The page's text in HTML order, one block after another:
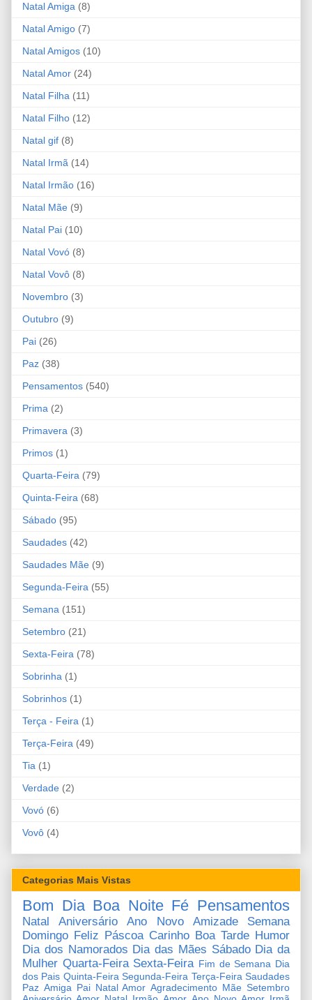
Natal Amiga (8)
Natal Amigo (7)
Natal Amigos (10)
Natal Amor (24)
Natal Filha (11)
Natal Filho (12)
Natal gif (8)
Natal Irmã (14)
Natal Irmão (16)
Natal Mãe (9)
Natal Pai (10)
Natal Vovó (8)
Natal Vovô (8)
Novembro (3)
Outubro (9)
Pai (26)
Paz (38)
Pensamentos (540)
Prima (2)
Primavera (3)
Primos (1)
Quarta-Feira (79)
Quinta-Feira (68)
Sábado (95)
Saudades (42)
Saudades Mãe (9)
Segunda-Feira (55)
Semana (151)
Setembro (21)
Sexta-Feira (78)
Sobrinha (1)
Sobrinhos (1)
Terça - Feira (1)
Terça-Feira (49)
Tia (1)
Verdade (2)
Vovó (6)
Vovô (4)
Categorias Mais Vistas
Bom Dia Boa Noite Fé Pensamentos
Natal Aniversário Ano Novo Amizade
Semana
Domingo Feliz Páscoa Carinho Boa Tarde Humor
Dia dos Namorados Dia das Mães Sábado Dia da
Mulher Quarta-Feira Sexta-Feira Fim de Semana Dia
dos Pais Quinta-Feira Segunda-Feira Terça-Feira Saudades
Paz Amiga Pai Natal Amor Agradecimento Mãe Setembro